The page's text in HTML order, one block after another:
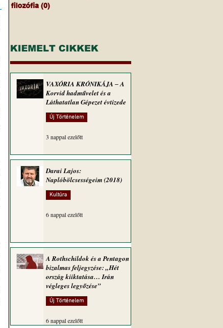
filozófia (0)
KIEMELT CIKKEK
VAXÓRIA KRÓNIKÁJA ‒ A
Korvid hadművelet és a
Láthatatlan Gépezet évtizede
Új Történelem
3 nappal ezelőtt
Darai Lajos:
Naplóbölcsességeim (2018)
Kultúra
6 nappal ezelőtt
A Rothschildok és a Pentagon
bizalmas feljegyzése: „Hét
ország kiiktatása… Irán
végleges legyőzése”
Új Történelem
6 nappal ezelőtt